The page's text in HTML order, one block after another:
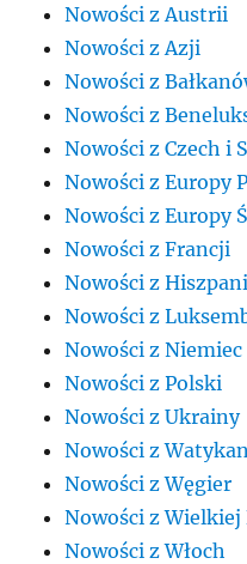
Nowości z Austrii
Nowości z Azji
Nowości z
Nowości z
Nowości z Czech i
Nowości z Europy
Nowości z Europy
Nowości z Francji
Nowości z
Nowości z
Nowości z Niemiec
Nowości z Polski
Nowości z Ukrainy
Nowości z
Nowości z Węgier
Nowości z
Nowości z Włoch